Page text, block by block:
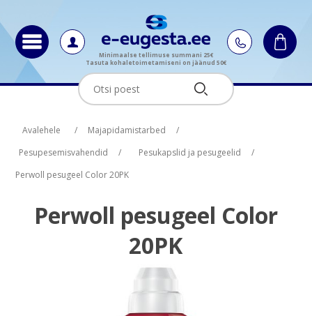
Minimaalse tellimuse summani 25€
Tasuta kohaletoimetamiseni on jäänud 50€
Avalehele / Majapidamistarbed
/
Pesupesemisvahendid
/ Pesukapslid ja pesugeelid
/
Perwoll pesugeel Color 20PK
Perwoll pesugeel Color
20PK